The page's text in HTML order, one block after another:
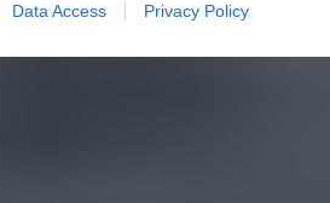
Data Access Privacy Policy